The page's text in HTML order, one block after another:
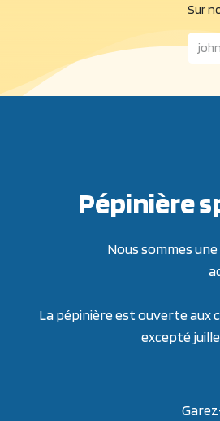
Sur
Pépinière
Nous sommes
La pépinière est ouverte aux
excepté